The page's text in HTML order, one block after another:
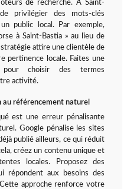
de recherche. À Saint-
privilégier des mots-clés
public local. Par exemple,
à Saint-Bastia » au lieu de
attire une clientèle de
pertinence locale. Faites une
pour choisir des termes
activité.
au référencement naturel
est une erreur pénalisante
Google pénalise les sites
publié ailleurs, ce qui réduit
créez un contenu unique et
locales. Proposez des
répondent aux besoins des
approche renforce votre